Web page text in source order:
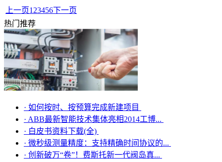
上一页1 23456下一页
热门推荐
· 如何按时、按预算完成新建项目
· ABB最新智能技术集体亮相2014工博...
· 白皮书资料下载(全)
· 微秒级测量精度：支持精确时间协议的...
· 创新破万“卷”！费斯托新一代阀岛真...